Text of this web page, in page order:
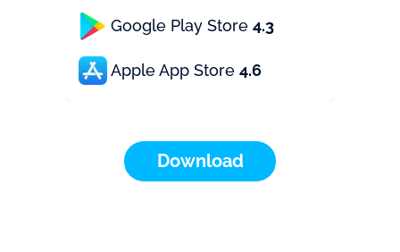
Google Play Store 4.3
Apple App Store 4.6
Download